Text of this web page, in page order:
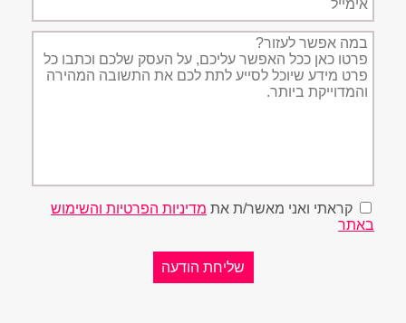
תיאור
הפניה
קראתי ואני מאשר/ת את מדיניות הפרטיות והשימוש
באתר